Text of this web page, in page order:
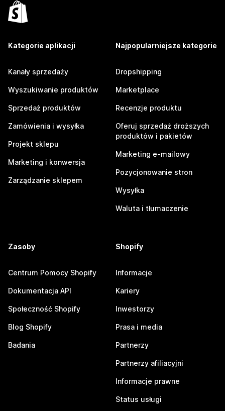
Kategorie aplikacji
Kanały sprzedaży
Wyszukiwanie produktów
Sprzedaż produktów
Zamówienia i wysyłka
Projekt sklepu
Marketing i konwersja
Zarządzanie sklepem
Najpopularniejsze kategorie
Dropshipping
Marketplace
Recenzje produktu
Oferuj sprzedaż droższych
produktów i pakietów
Marketing e-mailowy
Pozycjonowanie stron
Wysyłka
Waluta i tłumaczenie
Zasoby
Centrum Pomocy Shopify
Dokumentacja API
Społeczność Shopify
Blog Shopify
Badania
Shopify
Informacje
Kariery
Inwestorzy
Prasa i media
Partnerzy
Partnerzy afiliacyjni
Informacje prawne
Status usługi